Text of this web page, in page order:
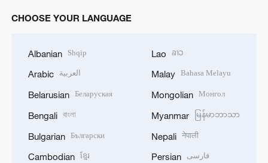
CHOOSE YOUR LANGUAGE
Albanian Shqip
Arabic العربية
Belarusian Беларуская
Bengali বাংলা
Bulgarian Български
Cambodian ខ្មែរ
Lao ລາວ
Malay Bahasa Melayu
Mongolian Монгол
Myanmar မြန်မာဘာသာ
Nepali नेपाली
Persian فارسی